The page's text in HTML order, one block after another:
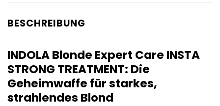
BESCHREIBUNG
INDOLA Blonde Expert Care INSTA
STRONG TREATMENT: Die
Geheimwaffe für starkes,
strahlendes Blond